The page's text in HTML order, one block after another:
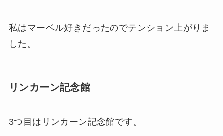
私はマーベル好きだったのでテンション上がりま
した。
リンカーン記念館
3つ目はリンカーン記念館です。